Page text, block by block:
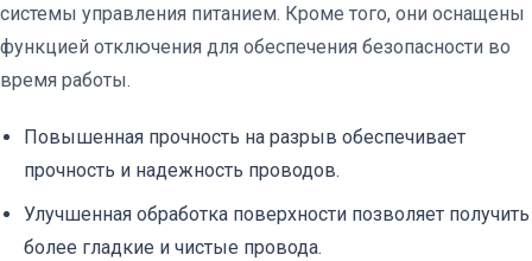
системы управления питанием. Кроме того, они оснащены
функцией отключения для обеспечения безопасности во
время работы.
Повышенная прочность на разрыв обеспечивает
прочность и надежность проводов.
Улучшенная обработка поверхности позволяет получить
более гладкие и чистые провода.